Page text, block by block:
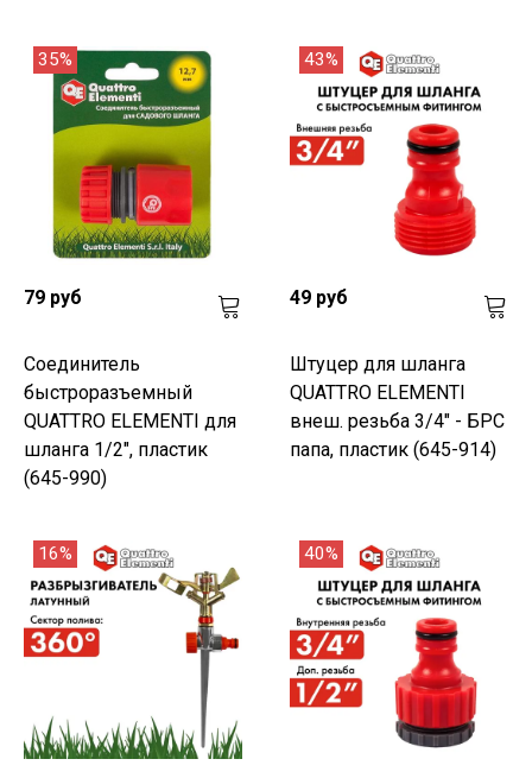
35%
79 руб
Соединитель
быстроразъемный
QUATTRO ELEMENTI для
шланга 1/2", пластик
(645-990)
43%
49 руб
Штуцер для шланга
QUATTRO ELEMENTI
внеш. резьба 3/4" - БРС
папа, пластик (645-914)
16% 40%